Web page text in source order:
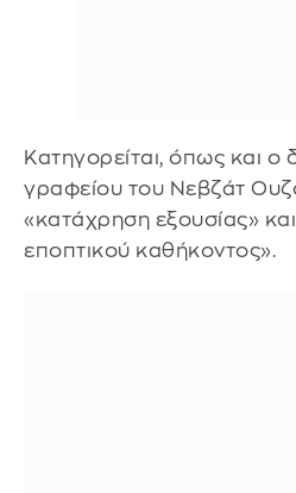
Κατηγορείται, όπως και ο
γραφείου του Νεβζάτ
«κατάχρηση εξουσίας»
εποπτικού καθήκοντος».